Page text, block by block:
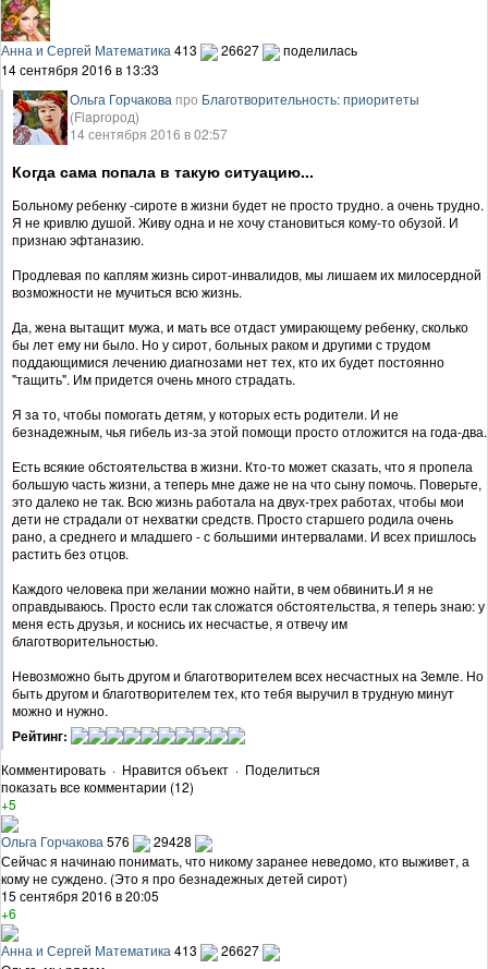
Анна и Сергей Математика 413 26627
поделилась
14 сентября 2016 в 13:33
Ольга Горчакова про Благотворительность: приоритеты
(Flapгород)
14 сентября 2016 в 02:57
Когда сама попала в такую ситуацию...
Больному ребенку -сироте в жизни будет не просто трудно. а очень трудно.
Я не кривлю душой. Живу одна и не хочу становиться кому-то обузой. И
признаю эфтаназию.
Продлевая по каплям жизнь сирот-инвалидов, мы лишаем их милосердной
возможности не мучиться всю жизнь.
Да, жена вытащит мужа, и мать все отдаст умирающему ребенку, сколько
бы лет ему ни было. Но у сирот, больных раком и другими с трудом
поддающимися лечению диагнозами нет тех, кто их будет постоянно
"тащить". Им придется очень много страдать.
Я за то, чтобы помогать детям, у которых есть родители. И не
безнадежным, чья гибель из-за этой помощи просто отложится на года-два.
Есть всякие обстоятельства в жизни. Кто-то может сказать, что я пропела
большую часть жизни, а теперь мне даже не на что сыну помочь. Поверьте,
это далеко не так. Всю жизнь работала на двух-трех работах, чтобы мои
дети не страдали от нехватки средств. Просто старшего родила очень
рано, а среднего и младшего - с большими интервалами. И всех пришлось
растить без отцов.
Каждого человека при желании можно найти, в чем обвинить.И я не
оправдываюсь. Просто если так сложатся обстоятельства, я теперь знаю: у
меня есть друзья, и коснись их несчастье, я отвечу им
благотворительностью.
Невозможно быть другом и благотворителем всех несчастных на Земле. Но
быть другом и благотворителем тех, кто тебя выручил в трудную минут
можно и нужно.
Рейтинг:
Комментировать · Нравится объект · Поделиться
показать все комментарии (12)
+5
Ольга Горчакова 576
29428
Сейчас я начинаю понимать, что никому заранее неведомо, кто выживет, а
кому не суждено. (Это я про безнадежных детей сирот)
15 сентября 2016 в 20:05
+6
Анна и Сергей Математика 413
26627